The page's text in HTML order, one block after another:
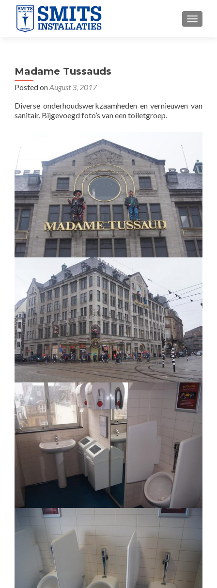
Madame Tussauds
Posted onAugust 3, 2017
Diverse onderhoudswerkzaamheden en vernieuwen van
sanitair. Bijgevoegd foto’s van een toiletgroep.